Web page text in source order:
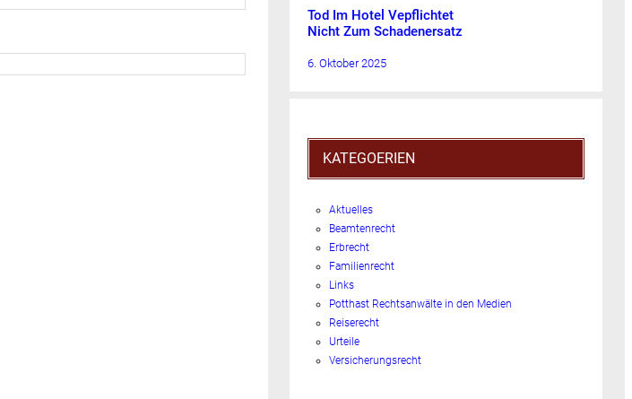
Tod Im Hotel Vepflichtet
Nicht Zum Schadenersatz
6. Oktober 2025
KATEGOERIEN
Aktuelles
Beamtenrecht
Erbrecht
Familienrecht
Links
Potthast Rechtsanwälte in den Medien
Reiserecht
Urteile
Versicherungsrecht